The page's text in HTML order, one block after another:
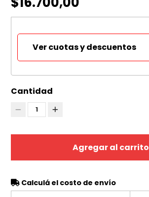
Ver cuotas y descuentos
Cantidad
1
Agregar al carrito
Calculá el costo de envío